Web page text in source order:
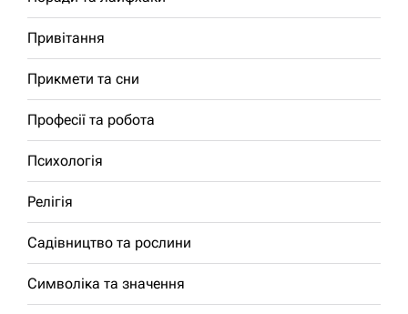
Привітання
Прикмети та сни
Професії та робота
Психологія
Релігія
Садівництво та рослини
Символіка та значення